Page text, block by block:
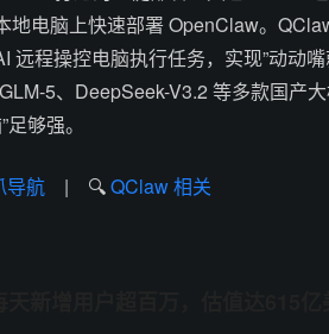
地电脑上快速部署 OpenClaw。
远程操控电脑执行任务，实现”动动
5、DeepSeek-V3.2 等多款国产
够强。
导航 | 🔍QClaw 相关